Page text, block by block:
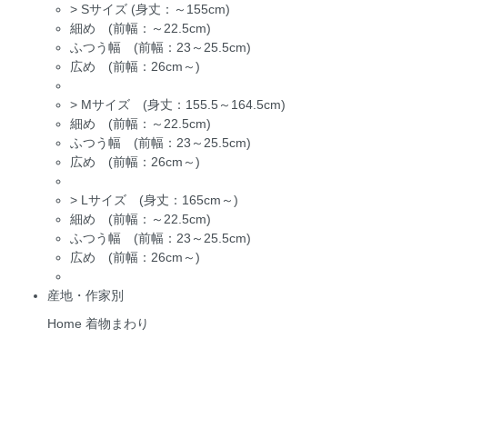
> Sサイズ (身丈：～155cm)
細め (前幅：～22.5cm)
ふつう幅 (前幅：23～25.5cm)
広め (前幅：26cm～)
> Mサイズ (身丈：155.5～164.5cm)
細め (前幅：～22.5cm)
ふつう幅 (前幅：23～25.5cm)
広め (前幅：26cm～)
> Lサイズ (身丈：165cm～)
細め (前幅：～22.5cm)
ふつう幅 (前幅：23～25.5cm)
広め (前幅：26cm～)
産地・作家別
Home 着物まわり